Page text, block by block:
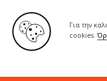
Για την
cookies.